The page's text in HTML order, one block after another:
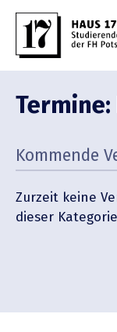
Zum
Inhalt
springen
Termine:
Kommende
Zurzeit keine
dieser